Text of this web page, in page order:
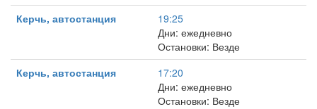
Керчь, автостанция
19:25
Дни: ежедневно
Остановки: Везде
Керчь, автостанция
17:20
Дни: ежедневно
Остановки: Везде